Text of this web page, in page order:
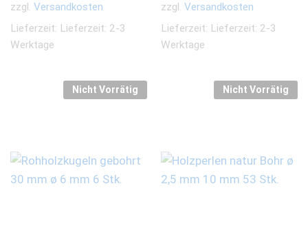
zzgl. Versandkosten
Lieferzeit: Lieferzeit: 2-3
Werktage
zzgl. Versandkosten
Lieferzeit: Lieferzeit: 2-3
Werktage
Nicht Vorrätig Nicht Vorrätig